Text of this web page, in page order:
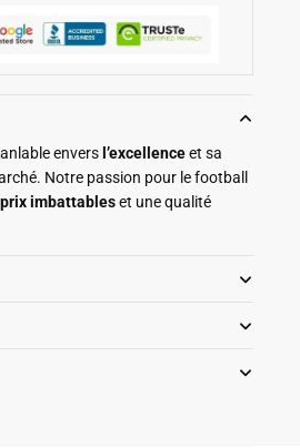
envers l’excellenceet sa
Notre passion pour le football
prix imbattableset une qualité